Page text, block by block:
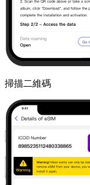
掃描二維碼